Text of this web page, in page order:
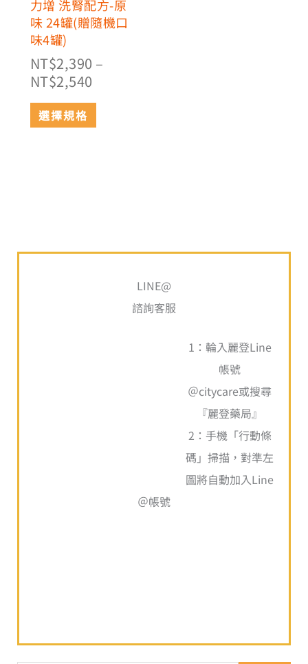
力增 洗腎配方-原
味 24罐(贈隨機口
味4罐)
NT$2,390 –
NT$2,540
選擇規格
在
產
擇
選
LINE@
諮詢客服
1：輪入麗登Line
帳號
＠citycare或搜尋
『麗登藥局』
2：手機「行動條
碼」掃描，對準左
圖將自動加入Line
＠帳號